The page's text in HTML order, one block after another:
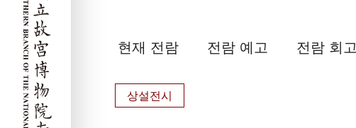
현재 전람 전람 예고 전람 회고
상설전시